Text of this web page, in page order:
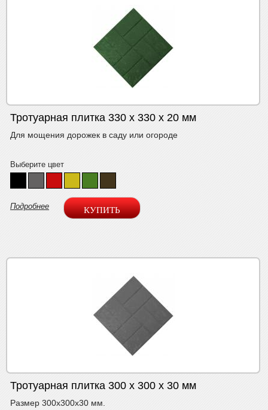
Тротуарная плитка 330 х 330 х 20 мм
Для мощения дорожек в саду или огороде
Выберите цвет
Подробнее
Тротуарная плитка 300 х 300 х 30 мм
Размер 300х300х30 мм.